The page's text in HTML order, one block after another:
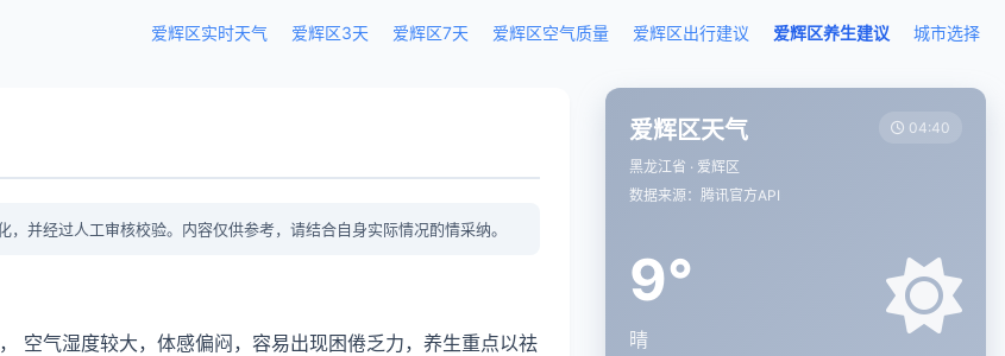
爱辉区实时天气 爱辉区3天 爱辉区7天 爱辉区空气质量 爱辉区出行建议 爱辉区养生建议 城市选择
并经过人工审核校验。内容仅供参考，请结合自身实际情况酌情采纳。
气湿度较大，体感偏闷，容易出现困倦乏力，养生重点以祛
爱辉区天气
黑龙江省 · 爱辉区
数据来源：腾讯官方API
04:40
9°
晴